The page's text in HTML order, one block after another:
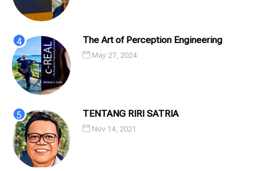
The Art of Perception Engineering
May 27, 2024
TENTANG RIRI SATRIA
Nov 14, 2021